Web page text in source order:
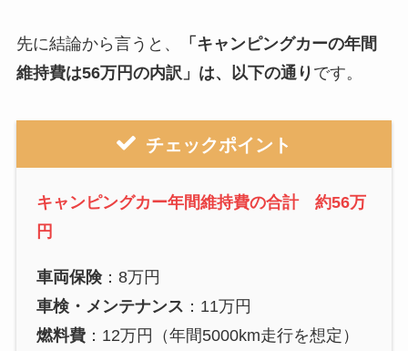
先に結論から言うと、
「キャンピングカーの年間
維持費は56万円の内訳 」は、以下の通り です。
チェックポイント
キャンピングカー年間維持費の合計 約56万
円
車両保険：8万円
車検・メンテナンス ：11万円
燃料費 ：12万円（年間5000km走行を想定）